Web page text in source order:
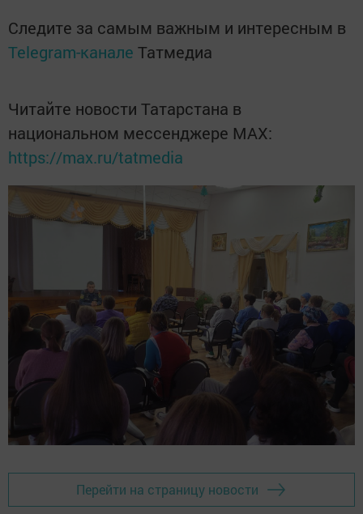
Следите за самым важным и интересным в
Telegram-канале Татмедиа
Читайте новости Татарстана в
национальном мессенджере MАХ:
https://max.ru/tatmedia
Перейти на страницу новости